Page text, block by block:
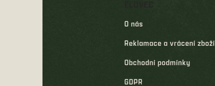
O nás
Reklamace a vrácení zboží
Obchodní podmínky
GDPR